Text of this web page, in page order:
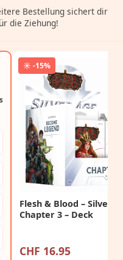
Bestellung sichert dir
die Ziehung!
☀️ -15%
Flesh & Blood – Silver
Chapter 3 – Deck
CHF 16.95